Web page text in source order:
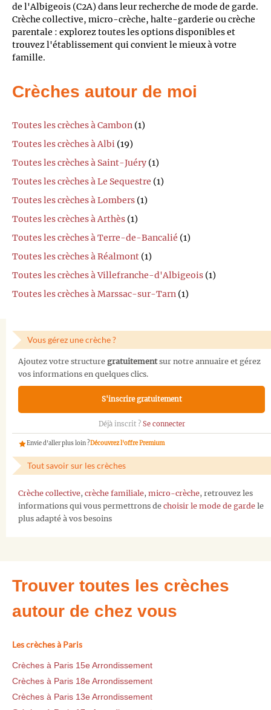
de l'Albigeois (C2A) dans leur recherche de mode de garde.
Crèche collective, micro-crèche, halte-garderie ou crèche
parentale : explorez toutes les options disponibles et
trouvez l'établissement qui convient le mieux à votre
famille.
Crèches autour de moi
Toutes les crèches à Cambon (1)
Toutes les crèches à Albi (19)
Toutes les crèches à Saint-Juéry (1)
Toutes les crèches à Le Sequestre (1)
Toutes les crèches à Lombers (1)
Toutes les crèches à Arthès (1)
Toutes les crèches à Terre-de-Bancalié (1)
Toutes les crèches à Réalmont (1)
Toutes les crèches à Villefranche-d'Albigeois (1)
Toutes les crèches à Marssac-sur-Tarn (1)
Vous gérez une crèche ?
Ajoutez votre structure gratuitementsur notre annuaire et gérez
vos informations en quelques clics.
S'inscrire gratuitement
Déjà inscrit ? Se connecter
Envie d'aller plus loin ?Découvrez l'offre Premium
Tout savoir sur les crèches
Crèche collective, crèche familiale, micro-crèche, retrouvez les
informations qui vous permettrons de choisir le mode de garde le
plus adapté à vos besoins
Trouver toutes les crèches
autour de chez vous
Les crèches à Paris
Crèches à Paris 15e Arrondissement
Crèches à Paris 18e Arrondissement
Crèches à Paris 13e Arrondissement